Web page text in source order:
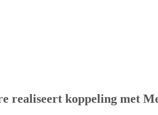
realiseert koppeling met